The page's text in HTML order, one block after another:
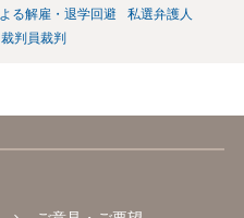
る解雇・退学回避
私選弁護人
裁判員裁判